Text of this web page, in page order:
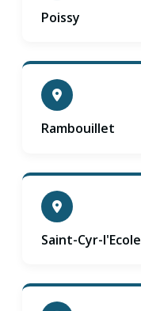
Poissy
Rambouillet
Saint-Cyr-l'Ecole